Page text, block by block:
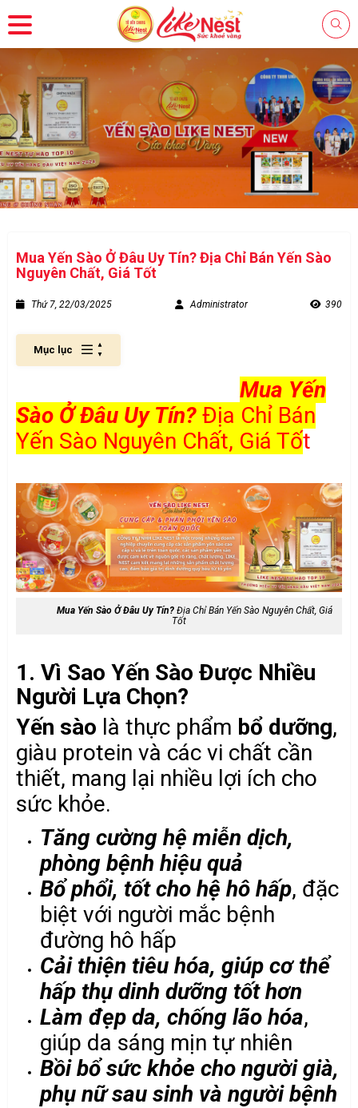
Mua Yến Sào Ở Đâu Uy Tín? Địa Chỉ Bán Yến Sào
Nguyên Chất, Giá Tốt
Thứ 7, 22/03/2025 Administrator 390
Mục lục
Mua Yến
Sào Ở Đâu Uy Tín? Địa Chỉ Bán
Yến Sào Nguyên Chất, Giá Tốt
Mua Yến Sào Ở Đâu Uy Tín? Địa Chỉ Bán Yến Sào Nguyên Chất, Giá
Tốt
1. Vì Sao Yến Sào Được Nhiều
Người Lựa Chọn?
Yến sào là thực phẩm bổ dưỡng,
giàu protein và các vi chất cần
thiết, mang lại nhiều lợi ích cho
sức khỏe.
Tăng cường hệ miễn dịch,
phòng bệnh hiệu quả
Bổ phổi, tốt cho hệ hô hấp, đặc
biệt với người mắc bệnh
đường hô hấp
Cải thiện tiêu hóa, giúp cơ thể
hấp thụ dinh dưỡng tốt hơn
Làm đẹp da, chống lão hóa,
giúp da sáng mịn tự nhiên
Bồi bổ sức khỏe cho người già,
phụ nữ sau sinh và người bệnh